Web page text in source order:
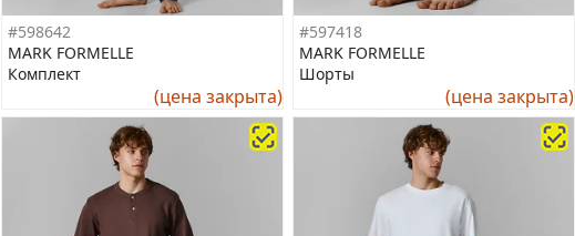
#598642
MARK FORMELLE
Комплект
(цена закрыта)
#597418
MARK FORMELLE
Шорты
(цена закрыта)